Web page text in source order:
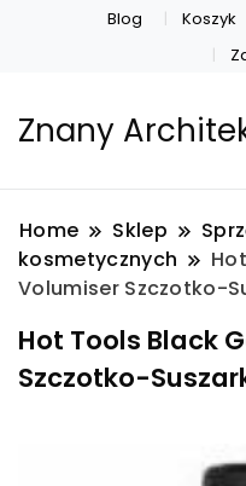
Blog Koszyk
Znany
Home Sklep
kosmetycznych
Volumiser Szczotko-
Hot Tools Black
Szczotko-